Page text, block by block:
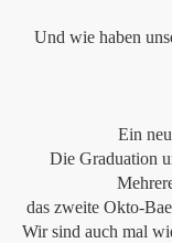
Und wie haben
Ein
Die Graduation
das zweite Okto-
Wir sind auch mal